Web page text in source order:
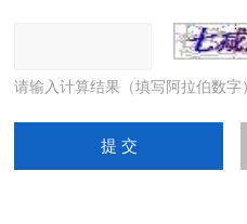
请输入计算结果（填写阿拉伯数字